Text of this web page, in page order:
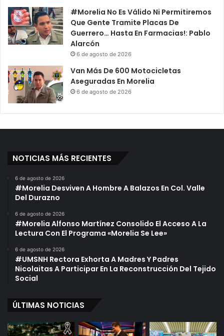
#Morelia No Es Válido Ni Permitiremos
Que Gente Tramite Placas De
Guerrero… Hasta En Farmacias!: Pablo
Alarcón
6 de agosto de 2026
Van Más De 600 Motocicletas
Aseguradas En Morelia
6 de agosto de 2026
NOTICIAS MÁS RECIENTES
6 de agosto de 2026
#Morelia Desviven A Hombre A Balazos En Col. Valle
Del Durazno
6 de agosto de 2026
#Morelia Alfonso Martínez Consolido El Acceso A La
Lectura Con El Programa «Morelia Se Lee»
6 de agosto de 2026
#UMSNH Rectora Exhorta A Madres Y Padres
Nicolaitas A Participar En La Reconstrucción Del Tejido
Social
ÚLTIMAS NOTICIAS